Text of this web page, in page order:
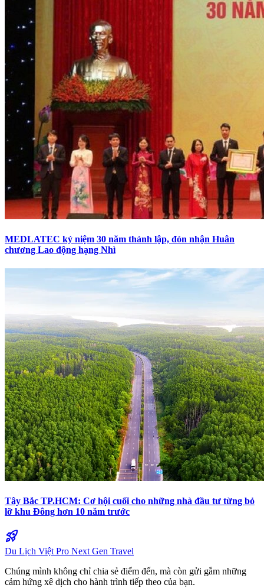
MEDLATEC kỷ niệm 30 năm thành lập, đón nhận Huân
chương Lao động hạng Nhì
Tây Bắc TP.HCM: Cơ hội cuối cho những nhà đầu tư từng bỏ
lỡ khu Đông hơn 10 năm trước
rocket_launch
Du Lịch Việt Pro Next Gen Travel
Chúng mình không chỉ chia sẻ điểm đến, mà còn gửi gắm những
cảm hứng xê dịch cho hành trình tiếp theo của bạn.